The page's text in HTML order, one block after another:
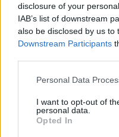
disclosure of your
IAB’s list of downstream
also be disclosed by us to
Downstream Participants
Personal Data
I want to opt-out of
personal data.
Opted In